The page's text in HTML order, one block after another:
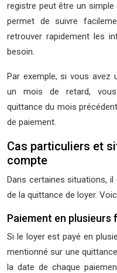
registre peut être un
permet de suivre
retrouver rapidement les
besoin.
Par exemple, si vous avez
un mois de retard,
quittance du mois
de paiement.
Cas particuliers et
compte
Dans certaines situations,
de la quittance de loyer.
Paiement en plusieurs
Si le loyer est payé en
mentionné sur une
la date de chaque